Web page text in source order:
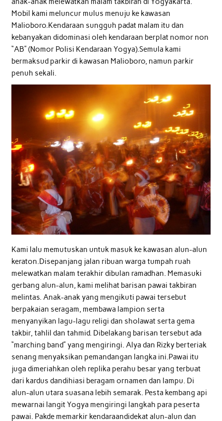
Mobil kami meluncur mulus menuju ke kawasan
Malioboro.Kendaraan sungguh padat malam itu dan
kebanyakan didominasi oleh kendaraan berplat nomor non
“AB” (Nomor Polisi Kendaraan Yogya).Semula kami
bermaksud parkir di kawasan Malioboro, namun parkir
penuh sekali.
Kami lalu memutuskan untuk masuk ke kawasan alun-alun
keraton.Disepanjang jalan ribuan warga tumpah ruah
melewatkan malam terakhir dibulan ramadhan. Memasuki
gerbang alun-alun, kami melihat barisan pawai takbiran
melintas. Anak-anak yang mengikuti pawai tersebut
berpakaian seragam, membawa lampion serta
menyanyikan lagu-lagu religi dan sholawat serta gema
takbir, tahlil dan tahmid. Dibelakang barisan tersebut ada
“marching band” yang mengiringi. Alya dan Rizky berteriak
senang menyaksikan pemandangan langka ini.Pawai itu
juga dimeriahkan oleh replika perahu besar yang terbuat
dari kardus dandihiasi beragam ornamen dan lampu. Di
alun-alun utara suasana lebih semarak. Pesta kembang api
mewarnai langit Yogya mengiringi langkah para peserta
pawai. Pakde memarkir kendaraandidekat alun-alun dan